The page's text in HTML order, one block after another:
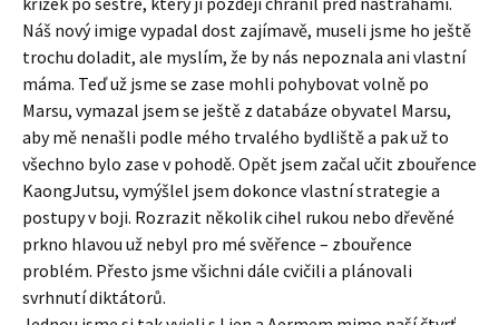
Náš nový imige vypadal dost zajímavě, museli jsme ho ještě
trochu doladit, ale myslím, že by nás nepoznala ani vlastní
máma. Teď už jsme se zase mohli pohybovat volně po
Marsu, vymazal jsem se ještě z databáze obyvatel Marsu,
aby mě nenašli podle mého trvalého bydliště a pak už to
všechno bylo zase v pohodě. Opět jsem začal učit zbouřence
KaongJutsu, vymýšlel jsem dokonce vlastní strategie a
postupy v boji. Rozrazit několik cihel rukou nebo dřevěné
prkno hlavou už nebyl pro mé svěřence – zbouřence
problém. Přesto jsme všichni dále cvičili a plánovali
svrhnutí diktátorů.